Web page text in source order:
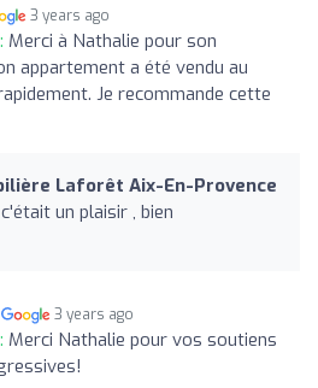
3 years ago
Merci à Nathalie pour son
appartement a été vendu au
Je recommande cette
Laforêt Aix-En-Provence
un plaisir , bien
3 years ago
Merci Nathalie pour vos soutiens